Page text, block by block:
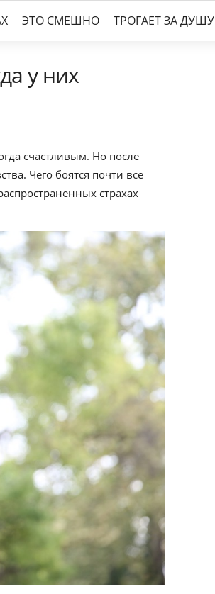
ЭТО СМЕШНО ТРОГАЕТ ЗА ДУШУ
у них
счастливым. Но после
Чего боятся почти все
страхах